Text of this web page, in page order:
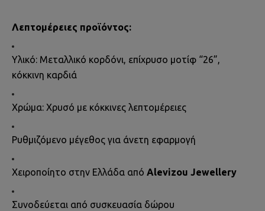
Λεπτομέρειες προϊόντος:
Υλικό: Μεταλλικό κορδόνι, επίχρυσο μοτίφ “26”,
κόκκινη καρδιά
Χρώμα: Χρυσό με κόκκινες λεπτομέρειες
Ρυθμιζόμενο μέγεθος για άνετη εφαρμογή
Χειροποίητο στην Ελλάδα από Alevizou Jewellery
Συνοδεύεται από συσκευασία δώρου